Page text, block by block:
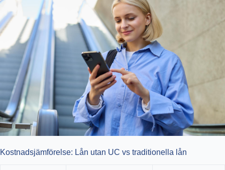
Kostnadsjämförelse: Lån utan UC vs traditionella lån